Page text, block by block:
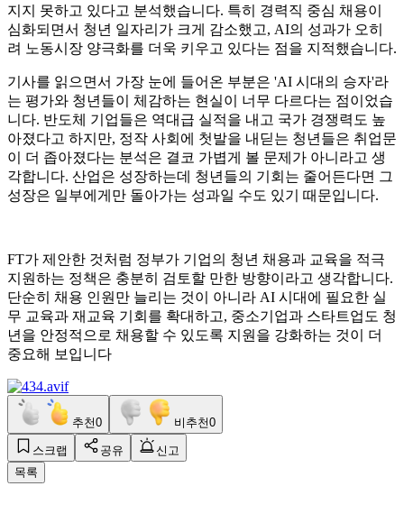
지지 못하고 있다고 분석했습니다. 특히 경력직 중심 채용이
심화되면서 청년 일자리가 크게 감소했고, AI의 성과가 오히
려 노동시장 양극화를 더욱 키우고 있다는 점을 지적했습니다.
기사를 읽으면서 가장 눈에 들어온 부분은 'AI 시대의 승자'라
는 평가와 청년들이 체감하는 현실이 너무 다르다는 점이었습
니다. 반도체 기업들은 역대급 실적을 내고 국가 경쟁력도 높
아졌다고 하지만, 정작 사회에 첫발을 내딛는 청년들은 취업문
이 더 좁아졌다는 분석은 결코 가볍게 볼 문제가 아니라고 생
각합니다. 산업은 성장하는데 청년들의 기회는 줄어든다면 그
성장은 일부에게만 돌아가는 성과일 수도 있기 때문입니다.
FT가 제안한 것처럼 정부가 기업의 청년 채용과 교육을 적극
지원하는 정책은 충분히 검토할 만한 방향이라고 생각합니다.
단순히 채용 인원만 늘리는 것이 아니라 AI 시대에 필요한 실
무 교육과 재교육 기회를 확대하고, 중소기업과 스타트업도 청
년을 안정적으로 채용할 수 있도록 지원을 강화하는 것이 더
중요해 보입니다
추천0 비추천0
스크랩 공유
신고
목록